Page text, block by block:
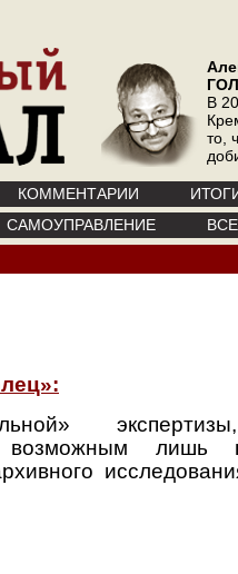
В
то,
КОММЕНТАРИИ
САМОУПРАВЛЕНИЕ
возможным лишь